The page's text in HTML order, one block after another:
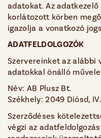
adatokat. Az
korlátozott körben
igazolja a vonatkozó
ADATFELDOLGOZÓK
Szervereinket az alábbi
adatokkal önálló
Név: AB Plusz Bt.
Székhely: 2049 Diósd,
Szerződéses
végzi az